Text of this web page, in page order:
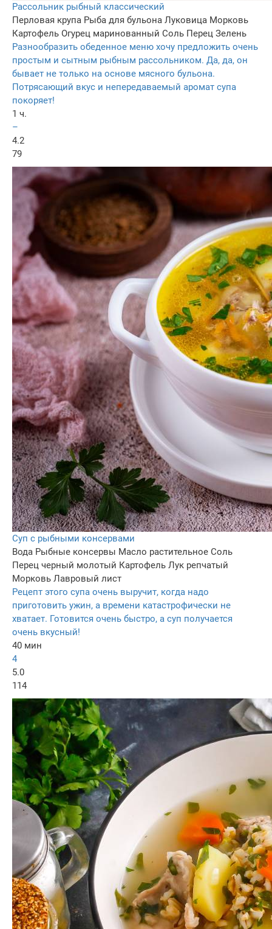
Рассольник рыбный классический
Перловая крупа Рыба для бульона Луковица Морковь
Картофель Огурец маринованный Соль Перец Зелень
Разнообразить обеденное меню хочу предложить очень
простым и сытным рыбным рассольником. Да, да, он
бывает не только на основе мясного бульона.
Потрясающий вкус и непередаваемый аромат супа
покоряет!
1 ч.
–
4.2
79
Суп с рыбными консервами
Вода Рыбные консервы Масло растительное Соль
Перец черный молотый Картофель Лук репчатый
Морковь Лавровый лист
Рецепт этого супа очень выручит, когда надо
приготовить ужин, а времени катастрофически не
хватает. Готовится очень быстро, а суп получается
очень вкусный!
40 мин
4
5.0
114